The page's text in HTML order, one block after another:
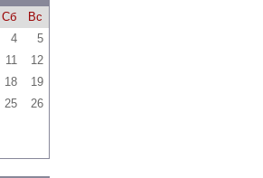
Сб
Вс
4
5
11
12
18
19
25
26